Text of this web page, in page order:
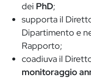
dei PhD;
supporta il
Dipartimento e
Rapporto;
coadiuva il
monitoraggio